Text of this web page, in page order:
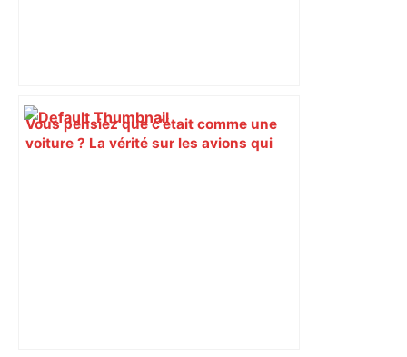
Vous pensiez que c’était comme une
voiture ? La vérité sur les avions qui